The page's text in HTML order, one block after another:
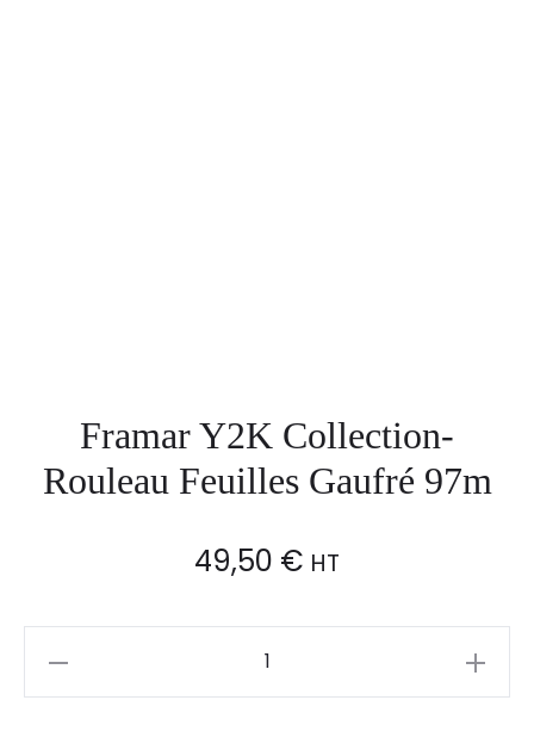
Framar Y2K Collection-
Rouleau Feuilles Gaufré 97m
49,50 € HT